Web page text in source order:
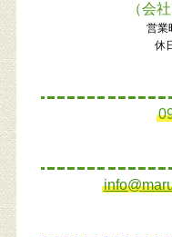
（会
営業
休